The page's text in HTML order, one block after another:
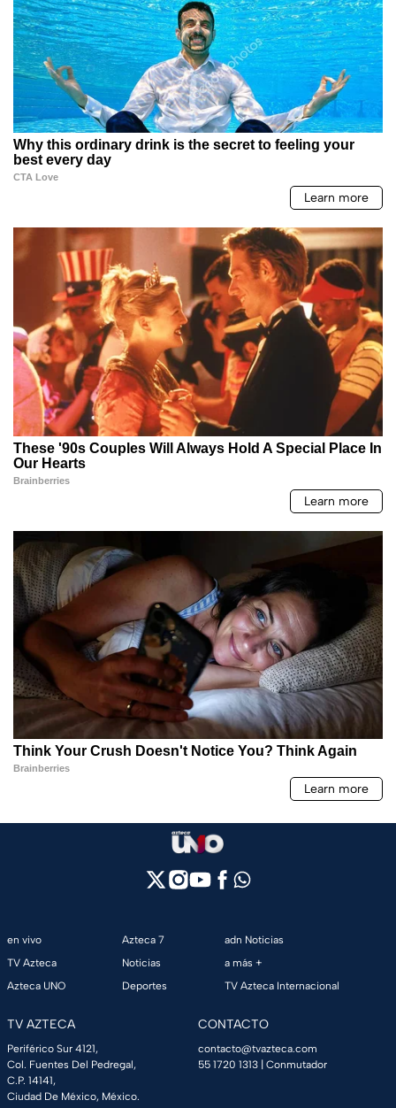
en vivo
TV Azteca
Azteca UNO
Azteca 7
Noticias
Deportes
adn Noticias
a más +
TV Azteca Internacional
TV AZTECA
Periférico Sur 4121,
Col. Fuentes Del Pedregal,
C.P. 14141,
Ciudad De México, México.
CONTACTO
contacto@tvazteca.com
55 1720 1313 | Conmutador